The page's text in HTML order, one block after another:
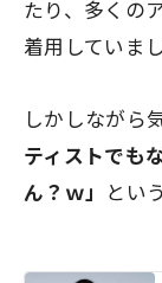
たり、多くの
着用していまし
しかしながら
ティストでも
ん？ｗ」 とい